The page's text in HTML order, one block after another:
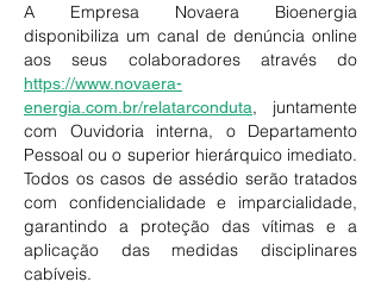
A Empresa Novaera Bioenergia
disponibiliza um canal de denúncia online
aos seus colaboradores através do
https://www.novaera-
energia.com.br/relatarconduta, juntamente
com Ouvidoria interna, o Departamento
Pessoal ou o superior hierárquico imediato.
Todos os casos de assédio serão tratados
com confidencialidade e imparcialidade,
garantindo a proteção das vítimas e a
aplicação das medidas disciplinares
cabíveis.